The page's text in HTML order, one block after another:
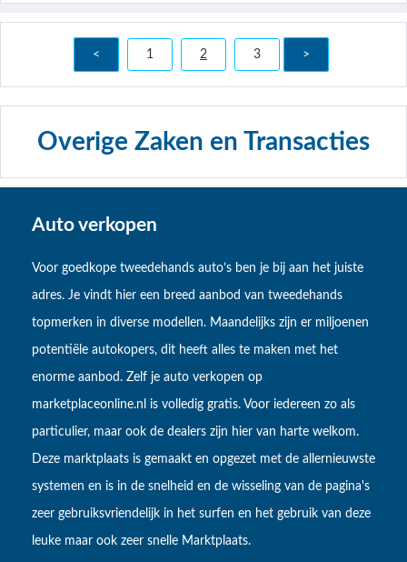
< 1 2 3 >
Overige Zaken en Transacties
Auto verkopen
Voor goedkope tweedehands auto’s ben je bij aan het juiste
adres. Je vindt hier een breed aanbod van tweedehands
topmerken in diverse modellen. Maandelijks zijn er miljoenen
potentiële autokopers, dit heeft alles te maken met het
enorme aanbod. Zelf je auto verkopen op
marketplaceonline.nl is volledig gratis. Voor iedereen zo als
particulier, maar ook de dealers zijn hier van harte welkom.
Deze marktplaats is gemaakt en opgezet met de allernieuwste
systemen en is in de snelheid en de wisseling van de pagina's
zeer gebruiksvriendelijk in het surfen en het gebruik van deze
leuke maar ook zeer snelle Marktplaats.